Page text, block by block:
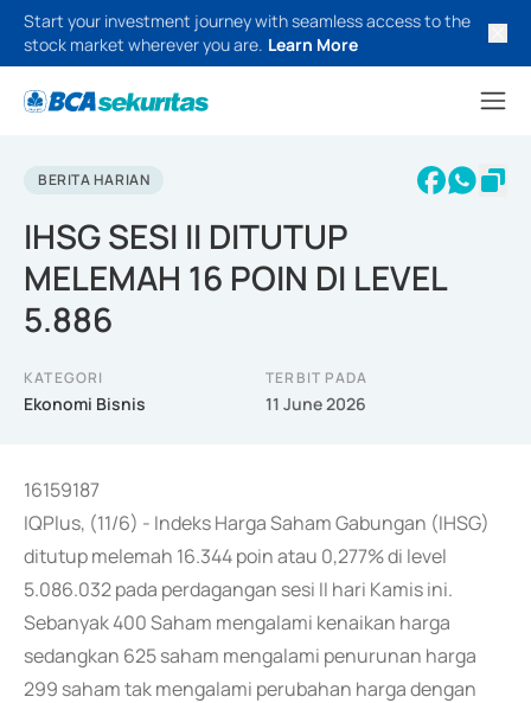
Start your investment journey with seamless access to the
stock market wherever you are. Learn More
BERITA HARIAN
IHSG SESI II DITUTUP
MELEMAH 16 POIN DI LEVEL
5.886
KATEGORI
Ekonomi Bisnis
TERBIT PADA
11 June 2026
16159187
IQPlus, (11/6) - Indeks Harga Saham Gabungan (IHSG)
ditutup melemah 16.344 poin atau 0,277% di level
5.086.032 pada perdagangan sesi II hari Kamis ini.
Sebanyak 400 Saham mengalami kenaikan harga
sedangkan 625 saham mengalami penurunan harga
299 saham tak mengalami perubahan harga dengan